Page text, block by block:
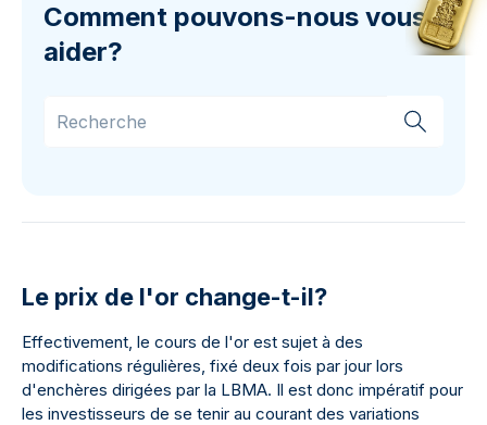
Comment pouvons-nous vous
aider?
Le prix de l'or change-t-il?
Effectivement, le cours de l'or est sujet à des
modifications régulières, fixé deux fois par jour lors
d'enchères dirigées par la LBMA. Il est donc impératif pour
les investisseurs de se tenir au courant des variations